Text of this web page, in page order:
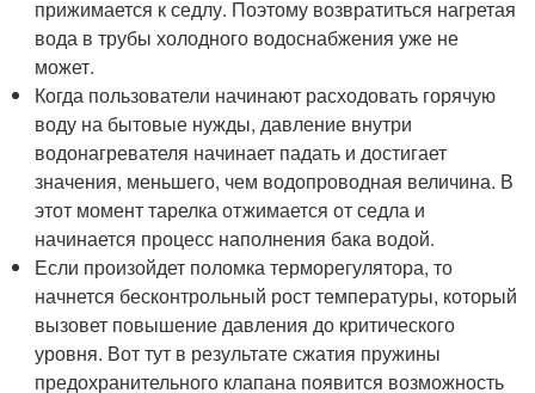
прижимается к седлу. Поэтому возвратиться нагретая
вода в трубы холодного водоснабжения уже не
может.
Когда пользователи начинают расходовать горячую
воду на бытовые нужды, давление внутри
водонагревателя начинает падать и достигает
значения, меньшего, чем водопроводная величина. В
этот момент тарелка отжимается от седла и
начинается процесс наполнения бака водой.
Если произойдет поломка терморегулятора, то
начнется бесконтрольный рост температуры, который
вызовет повышение давления до критического
уровня. Вот тут в результате сжатия пружины
предохранительного клапана появится возможность